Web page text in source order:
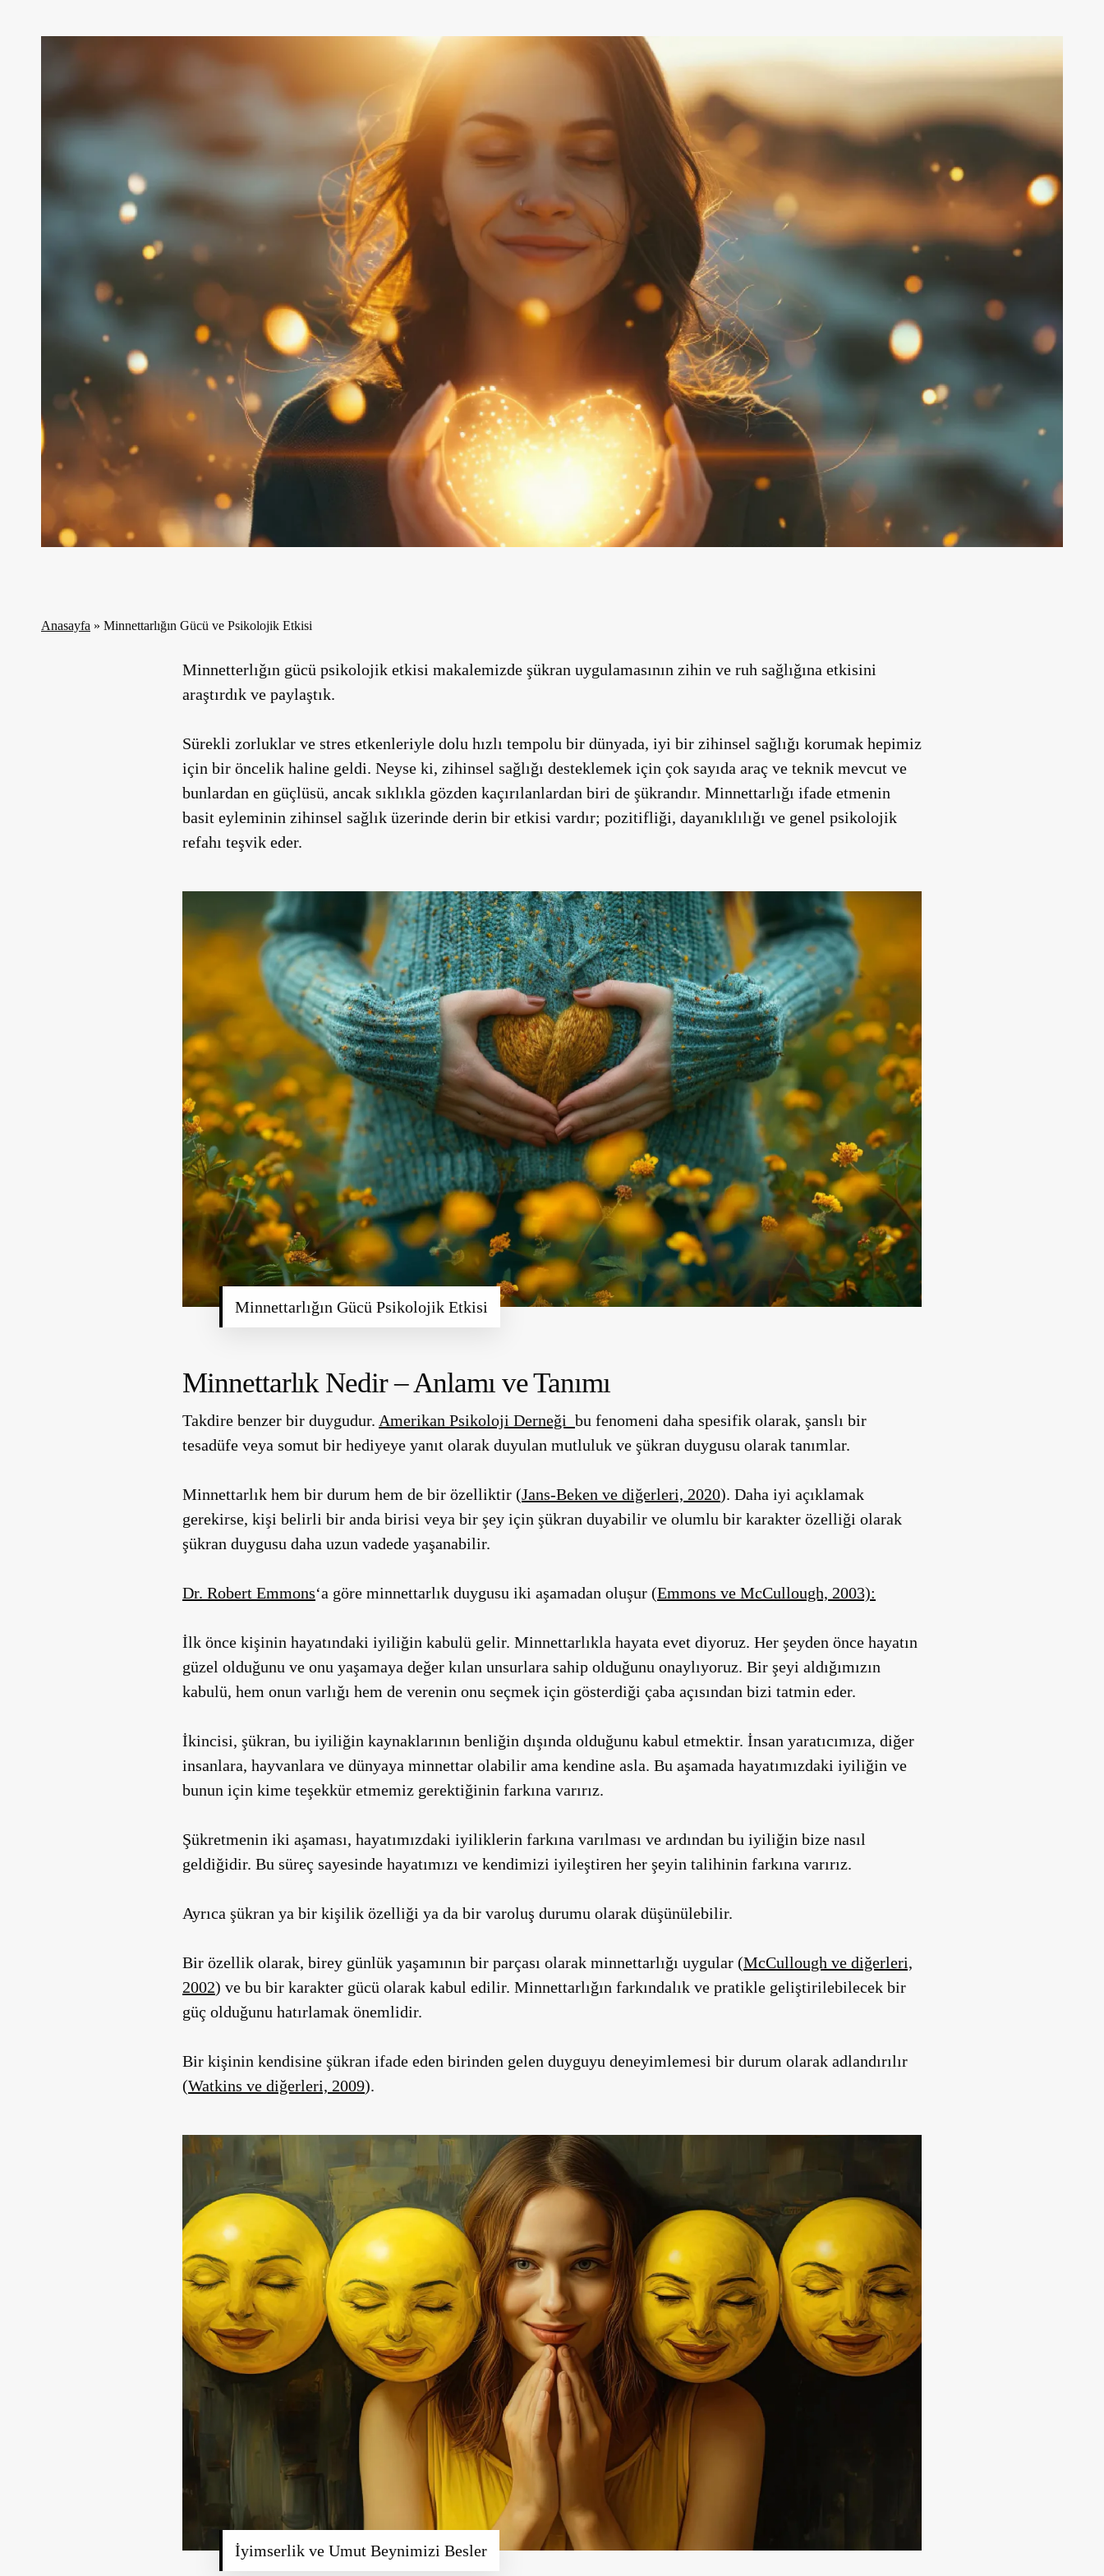
Anasayfa » Minnettarlığın Gücü ve Psikolojik Etkisi
Minnetterlığın gücü psikolojik etkisi makalemizde şükran uygulamasının zihin ve ruh sağlığına etkisini
araştırdık ve paylaştık.
Sürekli zorluklar ve stres etkenleriyle dolu hızlı tempolu bir dünyada, iyi bir zihinsel sağlığı korumak hepimiz
için bir öncelik haline geldi. Neyse ki, zihinsel sağlığı desteklemek için çok sayıda araç ve teknik mevcut ve
bunlardan en güçlüsü, ancak sıklıkla gözden kaçırılanlardan biri de şükrandır. Minnettarlığı ifade etmenin
basit eyleminin zihinsel sağlık üzerinde derin bir etkisi vardır; pozitifliği, dayanıklılığı ve genel psikolojik
refahı teşvik eder.
Minnettarlığın Gücü Psikolojik Etkisi
Minnettarlık Nedir – Anlamı ve Tanımı
Takdire benzer bir duygudur. Amerikan Psikoloji Derneği bu fenomeni daha spesifik olarak, şanslı bir
tesadüfe veya somut bir hediyeye yanıt olarak duyulan mutluluk ve şükran duygusu olarak tanımlar.
Minnettarlık hem bir durum hem de bir özelliktir (Jans-Beken ve diğerleri, 2020). Daha iyi açıklamak
gerekirse, kişi belirli bir anda birisi veya bir şey için şükran duyabilir ve olumlu bir karakter özelliği olarak
şükran duygusu daha uzun vadede yaşanabilir.
Dr. Robert Emmons‘a göre minnettarlık duygusu iki aşamadan oluşur (Emmons ve McCullough, 2003):
İlk önce kişinin hayatındaki iyiliğin kabulü gelir. Minnettarlıkla hayata evet diyoruz. Her şeyden önce hayatın
güzel olduğunu ve onu yaşamaya değer kılan unsurlara sahip olduğunu onaylıyoruz. Bir şeyi aldığımızın
kabulü, hem onun varlığı hem de verenin onu seçmek için gösterdiği çaba açısından bizi tatmin eder.
İkincisi, şükran, bu iyiliğin kaynaklarının benliğin dışında olduğunu kabul etmektir. İnsan yaratıcımıza, diğer
insanlara, hayvanlara ve dünyaya minnettar olabilir ama kendine asla. Bu aşamada hayatımızdaki iyiliğin ve
bunun için kime teşekkür etmemiz gerektiğinin farkına varırız.
Şükretmenin iki aşaması, hayatımızdaki iyiliklerin farkına varılması ve ardından bu iyiliğin bize nasıl
geldiğidir. Bu süreç sayesinde hayatımızı ve kendimizi iyileştiren her şeyin talihinin farkına varırız.
Ayrıca şükran ya bir kişilik özelliği ya da bir varoluş durumu olarak düşünülebilir.
Bir özellik olarak, birey günlük yaşamının bir parçası olarak minnettarlığı uygular (McCullough ve diğerleri,
2002) ve bu bir karakter gücü olarak kabul edilir. Minnettarlığın farkındalık ve pratikle geliştirilebilecek bir
güç olduğunu hatırlamak önemlidir.
Bir kişinin kendisine şükran ifade eden birinden gelen duyguyu deneyimlemesi bir durum olarak adlandırılır
(Watkins ve diğerleri, 2009).
İyimserlik ve Umut Beynimizi Besler